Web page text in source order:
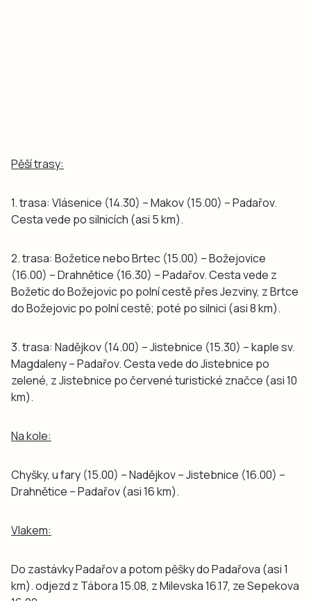
Pěší trasy:
1. trasa: Vlásenice (14.30) – Makov (15.00) – Padařov.
Cesta vede po silnicích (asi 5 km).
2. trasa: Božetice nebo Brtec (15.00) – Božejovice
(16.00) – Drahnětice (16.30) – Padařov. Cesta vede z
Božetic do Božejovic po polní cestě přes Jezviny, z Brtce
do Božejovic po polní cestě; poté po silnici (asi 8 km).
3. trasa: Nadějkov (14.00) – Jistebnice (15.30) – kaple sv.
Magdaleny – Padařov. Cesta vede do Jistebnice po
zelené, z Jistebnice po červené turistické značce (asi 10
km).
Na kole:
Chyšky, u fary (15.00) – Nadějkov – Jistebnice (16.00) –
Drahnětice – Padařov (asi 16 km).
Vlakem:
Do zastávky Padařov a potom pěšky do Padařova (asi 1
km). odjezd z Tábora 15.08, z Milevska 16.17, ze Sepekova